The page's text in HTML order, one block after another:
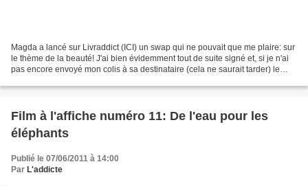
Magda a lancé sur Livraddict (ICI) un swap qui ne pouvait que me plaire: sur
le thème de la beauté! J'ai bien évidemment tout de suite signé et, si je n'ai
pas encore envoyé mon colis à sa destinataire (cela ne saurait tarder) le
Film à l'affiche numéro 11: De l'eau pour les
éléphants
Publié le 07/06/2011 à 14:00
Par L'addicte